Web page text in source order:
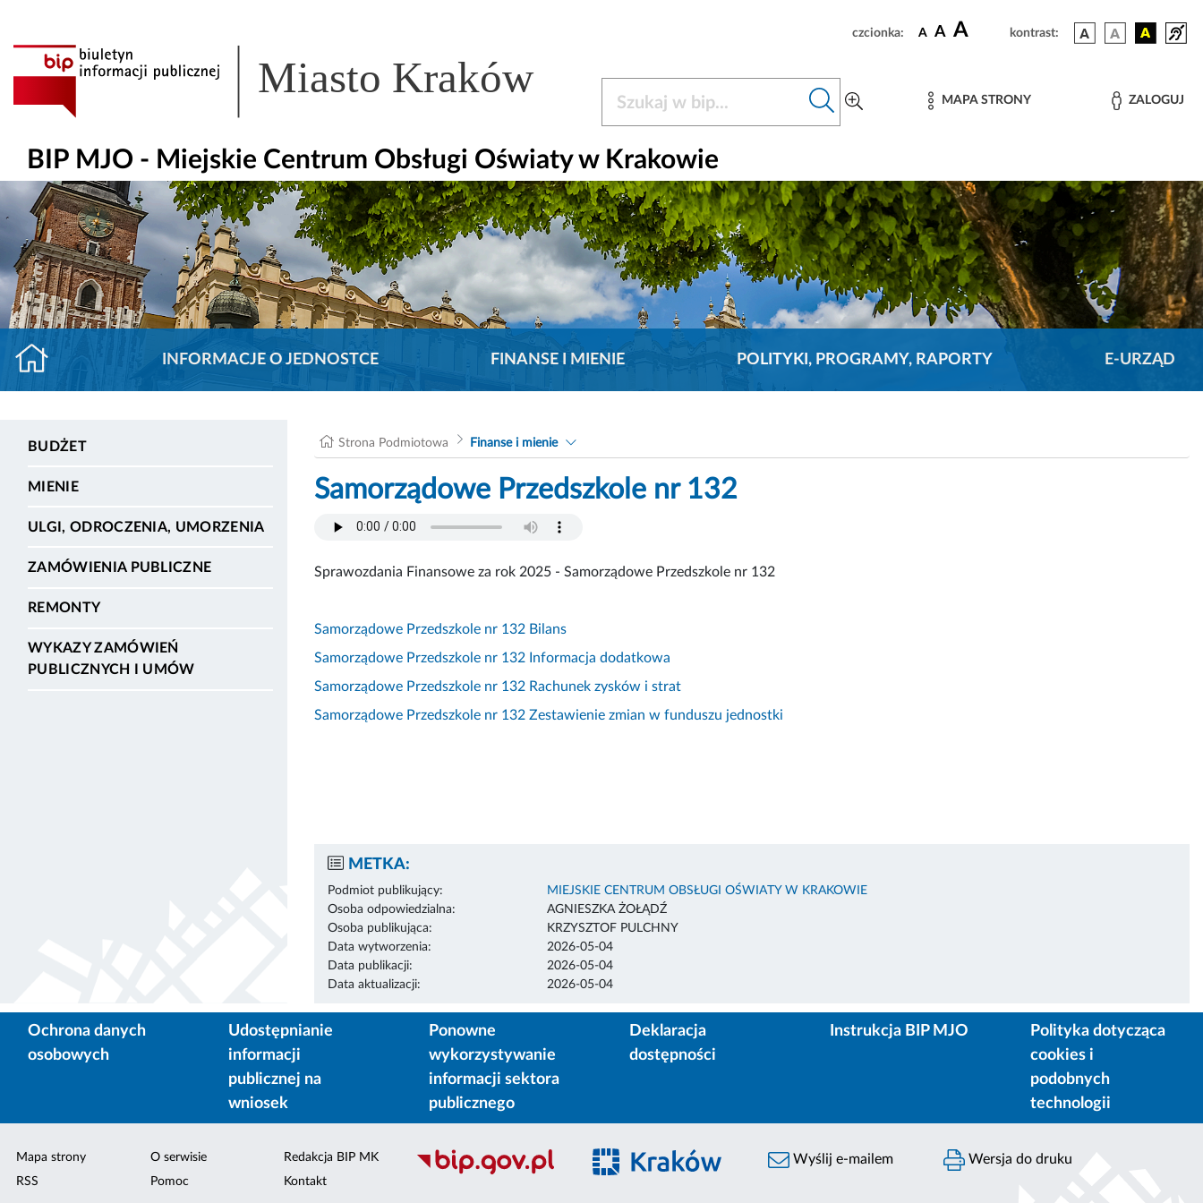
czcionka: A A A kontrast:
Miasto Kraków MAPA STRONY ZALOGUJ
BIP MJO - Miejskie Centrum Obsługi Oświaty w Krakowie
INFORMACJE O JEDNOSTCE FINANSE I MIENIE POLITYKI, PROGRAMY, RAPORTY E-URZĄD
BUDŻET
MIENIE
ULGI, ODROCZENIA, UMORZENIA
ZAMÓWIENIA PUBLICZNE
REMONTY
WYKAZY ZAMÓWIEŃ
PUBLICZNYCH I UMÓW
Strona Podmiotowa Finanse i mienie
Samorządowe Przedszkole nr 132
Sprawozdania Finansowe za rok 2025 - Samorządowe Przedszkole nr 132
Samorządowe Przedszkole nr 132 Bilans
Samorządowe Przedszkole nr 132 Informacja dodatkowa
Samorządowe Przedszkole nr 132 Rachunek zysków i strat
Samorządowe Przedszkole nr 132 Zestawienie zmian w funduszu jednostki
METKA:
Podmiot publikujący:
MIEJSKIE CENTRUM OBSŁUGI OŚWIATY W KRAKOWIE
Osoba odpowiedzialna:
AGNIESZKA ŻOŁĄDŹ
Osoba publikująca:
KRZYSZTOF PULCHNY
Data wytworzenia:
2026-05-04
Data publikacji:
2026-05-04
Data aktualizacji:
2026-05-04
Ochrona danych
osobowych
Udostępnianie
informacji
publicznej na
wniosek
Ponowne
wykorzystywanie
informacji sektora
publicznego
Deklaracja
dostępności
Instrukcja BIP MJO
Polityka dotycząca
cookies i
podobnych
technologii
Mapa strony
RSS
O serwisie
Pomoc
Redakcja BIP MK
Kontakt
Wyślij e-mailem Wersja do druku